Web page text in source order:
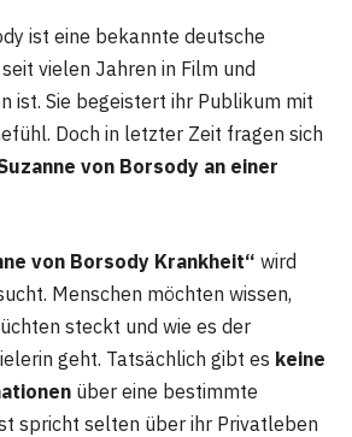
ist eine bekannte deutsche
vielen Jahren in Film und
ist. Sie begeistert ihr Publikum mit
Doch in letzter Zeit fragen sich
von Borsody an einer
von Borsody Krankheit“ wird
Menschen möchten wissen,
steckt und wie es der
geht. Tatsächlich gibt es keine
über eine bestimmte
spricht selten über ihr Privatleben